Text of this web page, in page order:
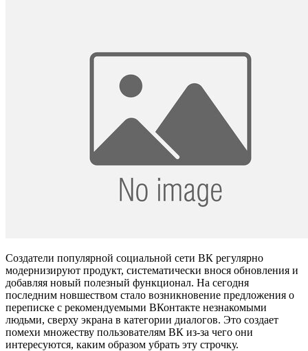
Создатели популярной социальной сети ВК регулярно
модернизируют продукт, систематически внося обновления и
добавляя новый полезный функционал. На сегодня
последним новшеством стало возникновение предложения о
переписке с рекомендуемыми ВКонтакте незнакомыми
людьми, сверху экрана в категории диалогов. Это создает
помехи множеству пользователям ВК из-за чего они
интересуются, каким образом убрать эту строчку.